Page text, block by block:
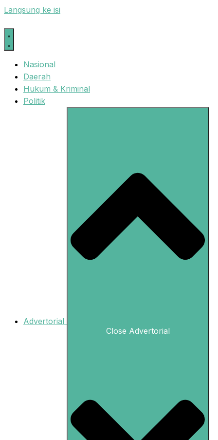
Langsung ke isi
Nasional
Daerah
Hukum & Kriminal
Politik
Advertorial
Close Advertorial